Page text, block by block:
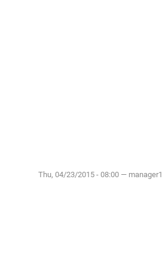
Thu, 04/23/2015 - 08:00 — manager1